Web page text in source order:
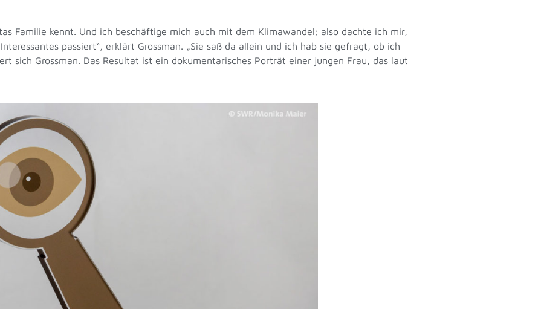
Familie kennt. Und ich beschäftige mich auch mit dem Klimawandel; also dachte ich mir,
passiert“, erklärt Grossman. „Sie saß da allein und ich hab sie gefragt, ob ich
sich Grossman. Das Resultat ist ein dokumentarisches Porträt einer jungen Frau, das laut